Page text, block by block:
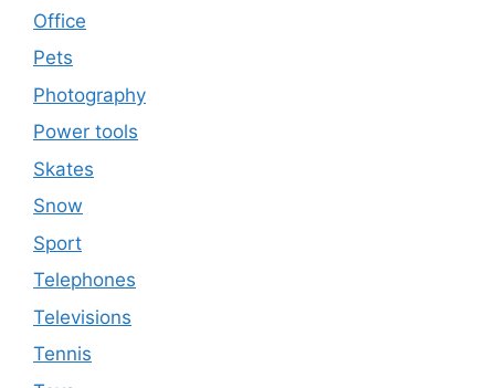
Office
Pets
Photography
Power tools
Skates
Snow
Sport
Telephones
Televisions
Tennis